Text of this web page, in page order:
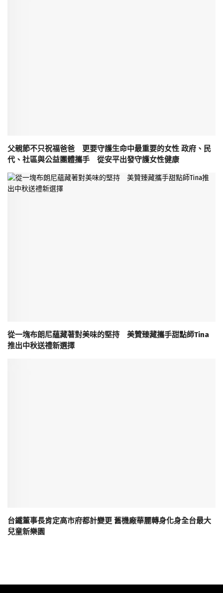
父親節不只祝福爸爸 更要守護生命中最重要的女性 政府、民
代、社區與公益團體攜手 從安平出發守護女性健康
從一塊布朗尼蘊藏著對美味的堅持 美贊臻藏攜手甜點師Tina
推出中秋送禮新選擇
台鐵董事長肯定高市府都計變更 舊機廠華麗轉身化身全台最大
兒童新樂園